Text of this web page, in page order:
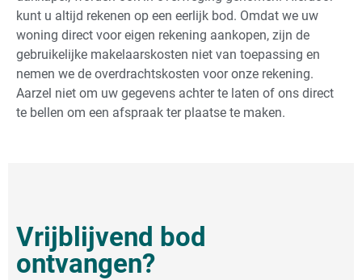
kunt u altijd rekenen op een eerlijk bod. Omdat we uw
woning direct voor eigen rekening aankopen, zijn de
gebruikelijke makelaarskosten niet van toepassing en
nemen we de overdrachtskosten voor onze rekening.
Aarzel niet om uw gegevens achter te laten of ons direct
te bellen om een afspraak ter plaatse te maken.
Vrijblijvend bod
ontvangen?